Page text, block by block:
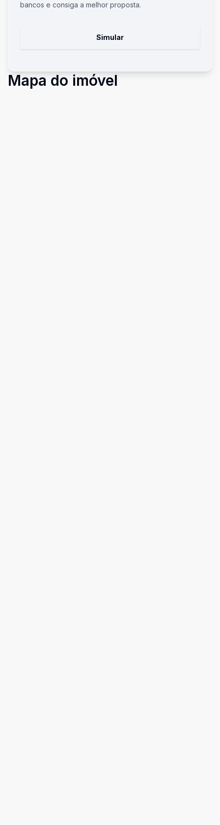
bancos e consiga a melhor proposta.
Simular
Mapa do imóvel